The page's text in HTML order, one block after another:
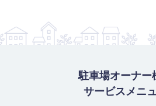
駐車場オーナー
サービスメニ